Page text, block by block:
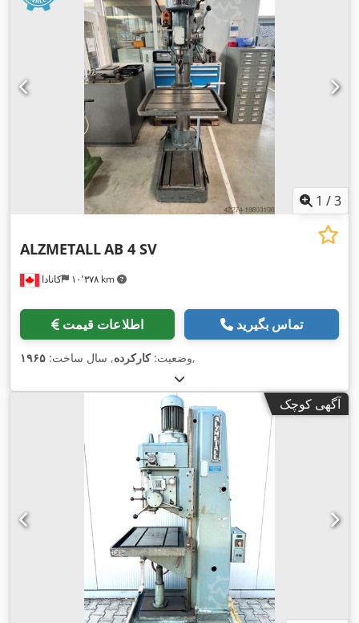
1 /3
کانادا ۱۰٬۳۷۸ km
ALZMETALLAB 4 SV
اطلاعات قیمت تماس بگیرید
وضعیت:کارکرده, سال ساخت: ۱۹۶۵ ,
آگهی کوچک